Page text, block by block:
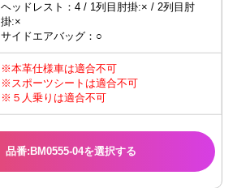
ヘッドレスト：4 / 1列目肘掛:× / 2列目肘
掛:×
サイドエアバッグ：○
※本革仕様車は適合不可
※スポーツシートは適合不可
※５人乗りは適合不可
品番:BM0555-04を選択する